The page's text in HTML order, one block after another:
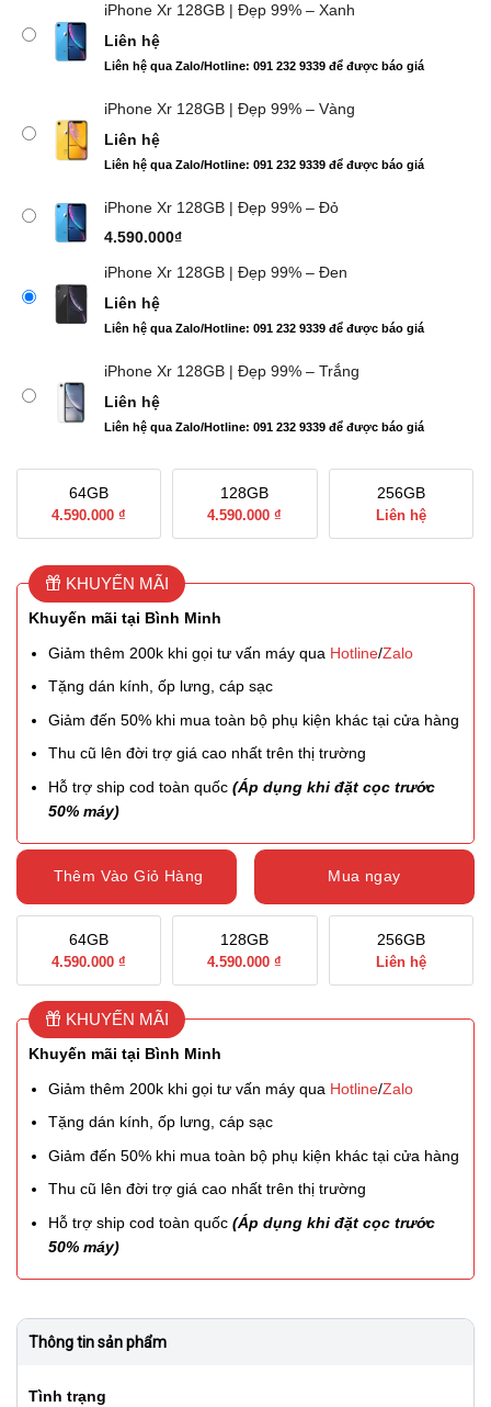
iPhone Xr 128GB | Đẹp 99% – Xanh
Liên hệ
Liên hệ qua Zalo/Hotline: 091 232 9339 để được báo giá
iPhone Xr 128GB | Đẹp 99% – Vàng
Liên hệ
Liên hệ qua Zalo/Hotline: 091 232 9339 để được báo giá
iPhone Xr 128GB | Đẹp 99% – Đỏ
4.590.000₫
iPhone Xr 128GB | Đẹp 99% – Đen
Liên hệ
Liên hệ qua Zalo/Hotline: 091 232 9339 để được báo giá
iPhone Xr 128GB | Đẹp 99% – Trắng
Liên hệ
Liên hệ qua Zalo/Hotline: 091 232 9339 để được báo giá
64GB
4.590.000 ₫
128GB
4.590.000 ₫
256GB
Liên hệ
KHUYẾN MÃI
Khuyến mãi tại Bình Minh
Giảm thêm 200k khi gọi tư vấn máy qua Hotline/Zalo
Tặng dán kính, ốp lưng, cáp sạc
Giảm đến 50% khi mua toàn bộ phụ kiện khác tại cửa hàng
Thu cũ lên đời trợ giá cao nhất trên thị trường
Hỗ trợ ship cod toàn quốc (Áp dụng khi đặt cọc trước
50% máy)
Thêm Vào Giỏ Hàng Mua ngay
64GB
4.590.000 ₫
128GB
4.590.000 ₫
256GB
Liên hệ
KHUYẾN MÃI
Khuyến mãi tại Bình Minh
Giảm thêm 200k khi gọi tư vấn máy qua Hotline/Zalo
Tặng dán kính, ốp lưng, cáp sạc
Giảm đến 50% khi mua toàn bộ phụ kiện khác tại cửa hàng
Thu cũ lên đời trợ giá cao nhất trên thị trường
Hỗ trợ ship cod toàn quốc (Áp dụng khi đặt cọc trước
50% máy)
Thông tin sản phẩm
Tình trạng